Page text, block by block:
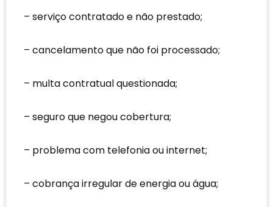
serviço contratado e não prestado;
cancelamento que não foi processado;
multa contratual questionada;
seguro que negou cobertura;
problema com telefonia ou internet;
cobrança irregular de energia ou água;